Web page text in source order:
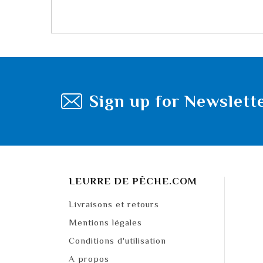
Sign up for
LEURRE DE PÊCHE.COM
Livraisons et retours
Mentions légales
Conditions d'utilisation
A propos